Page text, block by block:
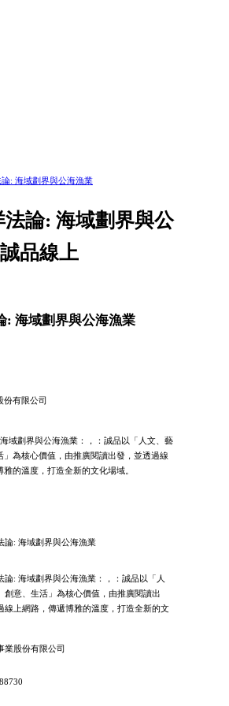
論: 海域劃界與公海漁業
法論: 海域劃界與公
品線上
: 海域劃界與公海漁業
份有限公司
域劃界與公海漁業：，：誠品以「人文、藝
」為核心價值，由推廣閱讀出發，並透過線
雅的溫度，打造全新的文化場域。
論: 海域劃界與公海漁業
論: 海域劃界與公海漁業：，：誠品以「人
創意、生活」為核心價值，由推廣閱讀出
線上網路，傳遞博雅的溫度，打造全新的文
業股份有限公司